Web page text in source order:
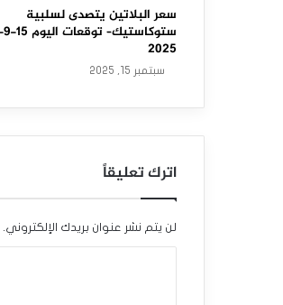
ه
ر
ا
ل
م
ز
ي
د
سعر البلاتين يتصدى لسلبية
ستوكاستيك–
2025
سبتمبر 15, 2025
اترك تعليقاً
لن يتم نشر عنوان بريدك الإلكتروني.